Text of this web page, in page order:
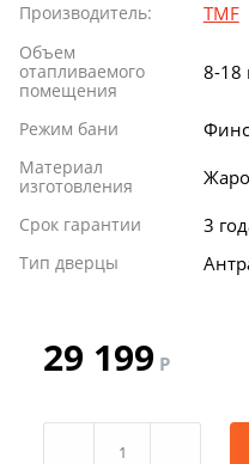
Производитель: TMF
Объем
отапливаемого
помещения
8-18
Режим бани
Материал
изготовления
Срок гарантии 3
Тип дверцы
29 199 Р